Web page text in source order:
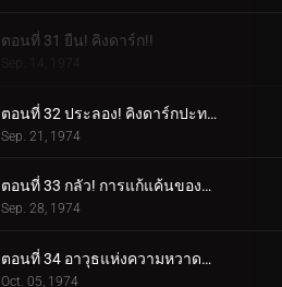
ตอนที่ 31 ยืน! คิงดาร์ก!!
Sep. 14, 1974
ตอนที่ 32 ประลอง! คิงดาร์กปะทะเอ็กซ์ไรเดอร์
Sep. 21, 1974
ตอนที่ 33 กลัว! การแก้แค้นของราชาดาร์ก!!
Sep. 28, 1974
ตอนที่ 34 อาวุธแห่งความหวาดกลัวเล็งไปที่สามคนขี่!!
Oct. 05, 1974